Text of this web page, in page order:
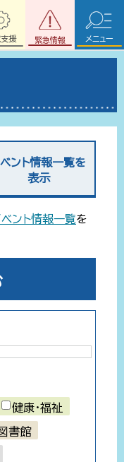
緊急情報
支援 メニュー
ント情報一覧を
表示
ベント情報一覧を
健康・福祉
図書館